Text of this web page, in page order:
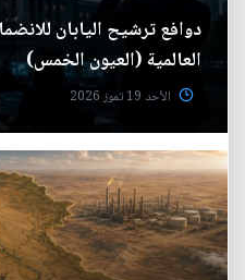
دوافع ترشيح اليابان
العالمية (العيون الخمس)
الأحد 19 تموز 2026